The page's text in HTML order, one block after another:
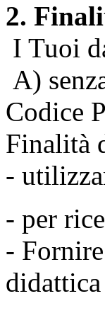
2.
I Tuoi
A)
Codice
Finalità
-
- per
-